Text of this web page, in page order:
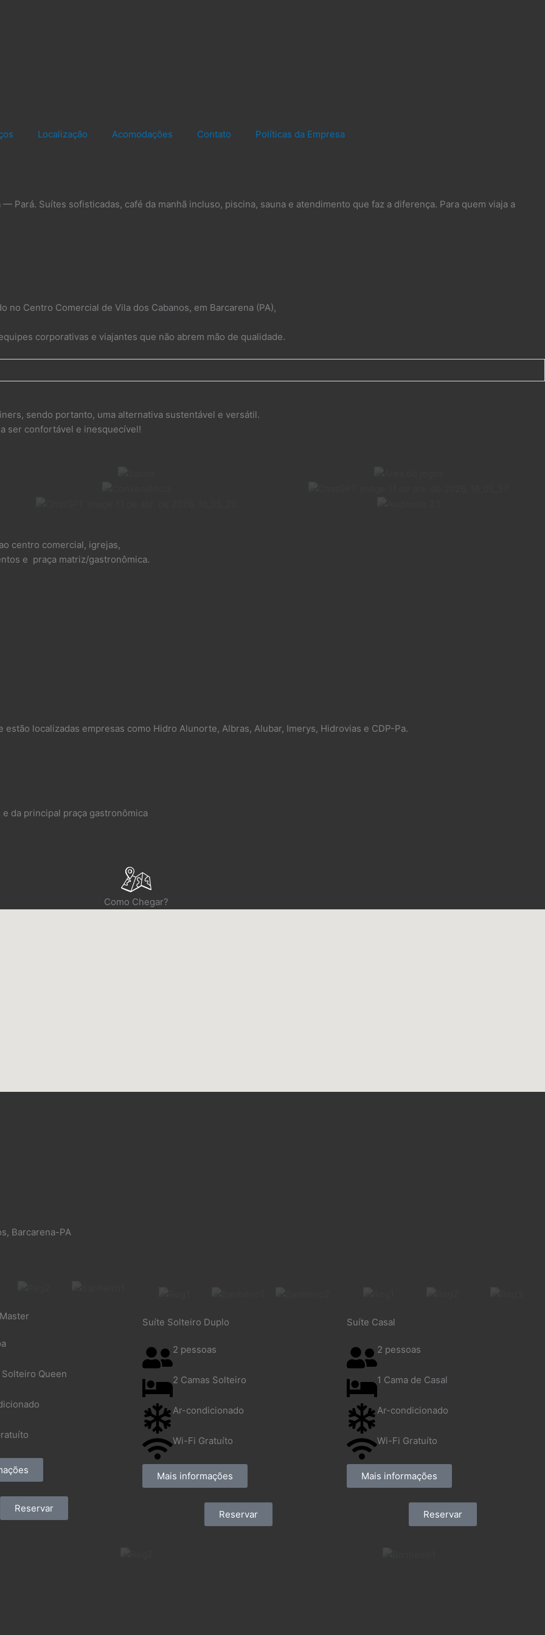
Localização Acomodações Contato Políticas da Empresa
Pará. Suítes sofisticadas, café da manhã incluso, piscina, sauna e atendimento que faz a diferença. Para quem viaja a
no Centro Comercial de Vila dos Cabanos, em Barcarena (PA),
corporativas e viajantes que não abrem mão de qualidade.
sendo portanto, uma alternativa sustentável e versátil.
ser confortável e inesquecível!
centro comercial, igrejas,
e praça matriz/gastronômica.
localizadas empresas como Hidro Alunorte, Albras, Alubar, Imerys, Hidrovias e CDP-Pa.​
da principal praça gastronômica
Como Chegar?
Barcarena-PA
Solteiro Queen
Reservar
Suíte Solteiro Duplo
2 pessoas
2 Camas Solteiro
Ar-condicionado
Wi-Fi Gratuíto
Mais informações
Reservar
Suíte Casal
2 pessoas
1 Cama de Casal
Ar-condicionado
Wi-Fi Gratuíto
Mais informações
Reservar